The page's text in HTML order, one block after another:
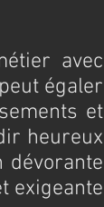
avec
égaler
et
heureux
dévorante
exigeante